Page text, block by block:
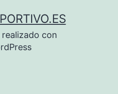
con